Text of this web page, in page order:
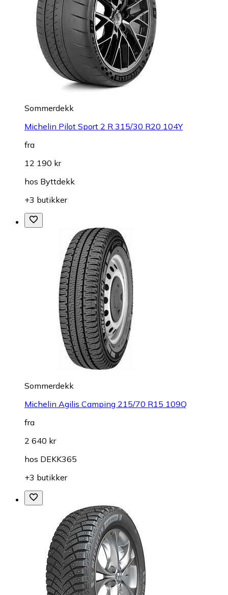
Sommerdekk
Michelin Pilot Sport 2 R 315/30 R20 104Y
fra
12 190 kr
hos Byttdekk
+3 butikker
Sommerdekk
Michelin Agilis Camping 215/70 R15 109Q
fra
2 640 kr
hos DEKK365
+3 butikker